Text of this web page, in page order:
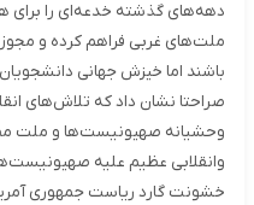
دهه‌های گذشته خدعه‌ای را برای
ملت‌های غربی فراهم کرده و
باشند اما خیزش جهانی
صراحتا نشان داد که تلاش‌های
وحشیانه صهیونیست‌ها و ملت
وانقلابی عظیم علیه
خشونت گارد ریاست جمهوری